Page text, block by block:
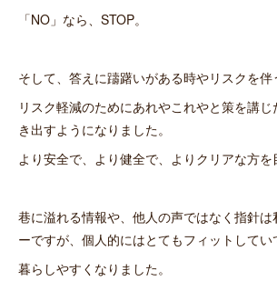
「NO」なら、STOP。
そして、答えに躊躇いがある時やリスクを伴
リスク軽減のためにあれやこれやと策を講
き出すようになりました。
より安全で、より健全で、よりクリアな方を
巷に溢れる情報や、他人の声ではなく指針は
ーですが、個人的にはとてもフィットしてい
暮らしやすくなりました。